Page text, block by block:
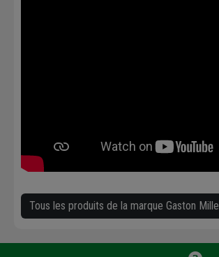
Tous les produits de la marque Gaston Mille